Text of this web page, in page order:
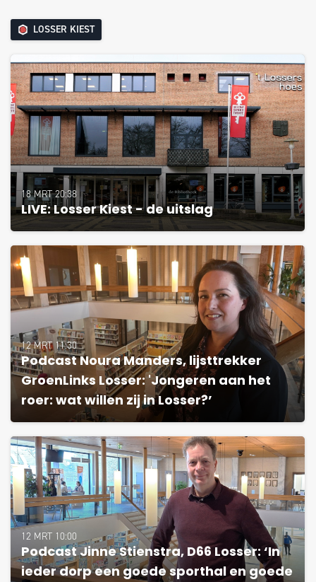
LOSSER KIEST
18 MRT 20:38
LIVE: Losser Kiest - de uitslag
12 MRT 11:30
Podcast Noura Manders, lijsttrekker
GroenLinks Losser: 'Jongeren aan het
roer: wat willen zij in Losser?’
12 MRT 10:00
Podcast Jinne Stienstra, D66 Losser: ‘In
ieder dorp een goede sporthal en goede